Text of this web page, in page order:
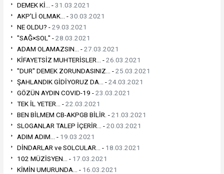
DEMEK Kİ... -31.03.2021
AKP'Lİ OLMAK... -30.03.2021
NE OLDU? -29.03.2021
"SAĞ×SOL" -28.03.2021
ADAM OLAMAZSIN... -27.03.2021
KİFAYETSİZ MUHTERİSLER... -26.03.2021
"DUR" DEMEK ZORUNDASINIZ... -25.03.2021
ŞAHLANDIK GİDİYORUZ DA... -24.03.2021
GÖZÜN AYDIN COVID-19 -23.03.2021
TEK İL YETER... -22.03.2021
BEN BİLMEM CB-AKPGB BİLİR. -21.03.2021
SLOGANLAR TALEP İÇERİR... -20.03.2021
ADIM ADIM... - 19.03.2021
DİNDARLAR ve SOLCULAR... - 18.03.2021
102 MÜZİSYEN... - 17.03.2021
KİMİN UMURUNDA... - 16.03.2021